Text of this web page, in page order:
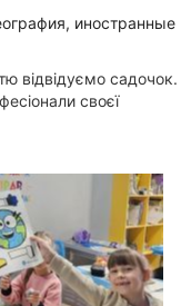
иностранные
відвідуємо садочок.
своєї